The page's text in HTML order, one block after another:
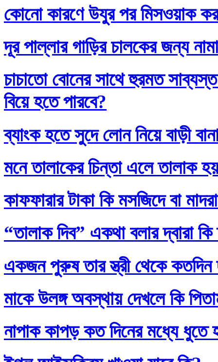
কোনো কারণে উযুর পর মিসওয়াক
দূর পাল্লার গাড়ির চালকের জন্য
চাচাতো বোনের সাথে হুরমত
বিয়ে হতে পারবে?
ব্যাংক হতে সুদে লোন নিয়ে বাড়ী
মনে তালাকের চিন্তা এলে তালাক
কাফফারার টাকা কি মসজিদে বা
“তালাক দিব” একথা বলার দ্বারা
একজন পুরুষ তার স্ত্রী থেকে কতদিন
মাকে উলঙ্গ অবস্থায় দেখলে কি
নাপাক কাপড় কত দিনের মধ্যে ধুতে